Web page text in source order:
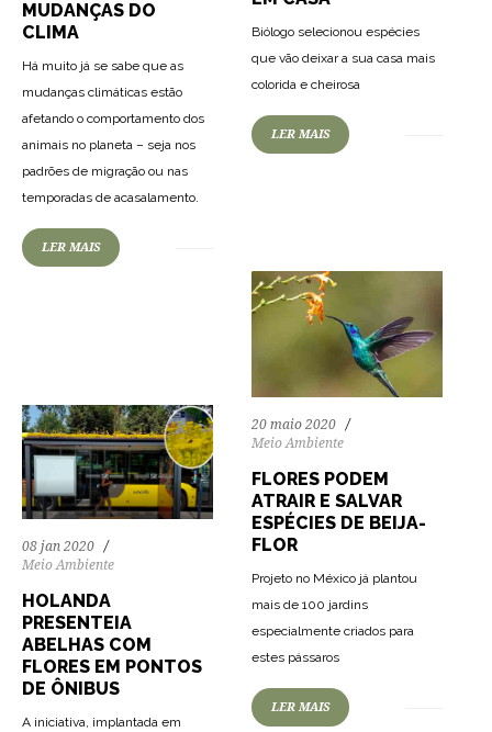
MUDANÇAS DO
CLIMA
Há muito já se sabe que as
mudanças climáticas estão
afetando o comportamento dos
animais no planeta – seja nos
padrões de migração ou nas
temporadas de acasalamento.
LER MAIS
Biólogo selecionou espécies
que vão deixar a sua casa mais
colorida e cheirosa
LER MAIS
20 maio 2020
Meio Ambiente
FLORES PODEM
ATRAIR E SALVAR
ESPÉCIES DE BEIJA-
FLOR
Projeto no México já plantou
mais de 100 jardins
especialmente criados para
estes pássaros
LER MAIS
95 3466
08 jan 2020
Meio Ambiente
HOLANDA
PRESENTEIA
ABELHAS COM
FLORES EM PONTOS
DE ÔNIBUS
A iniciativa, implantada em